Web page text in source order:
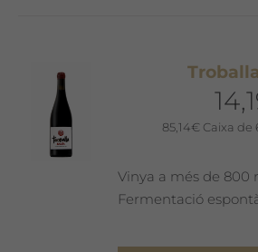
85,14€ Caixa de
Vinya a més de 800
Fermentació